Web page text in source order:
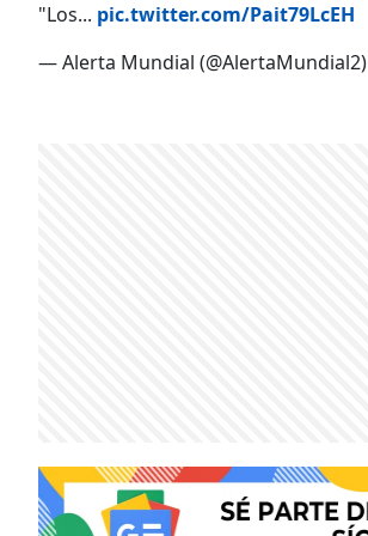
"Los... pic.twitter.com/Pait79LcEH
— Alerta Mundial (@AlertaMundial2)